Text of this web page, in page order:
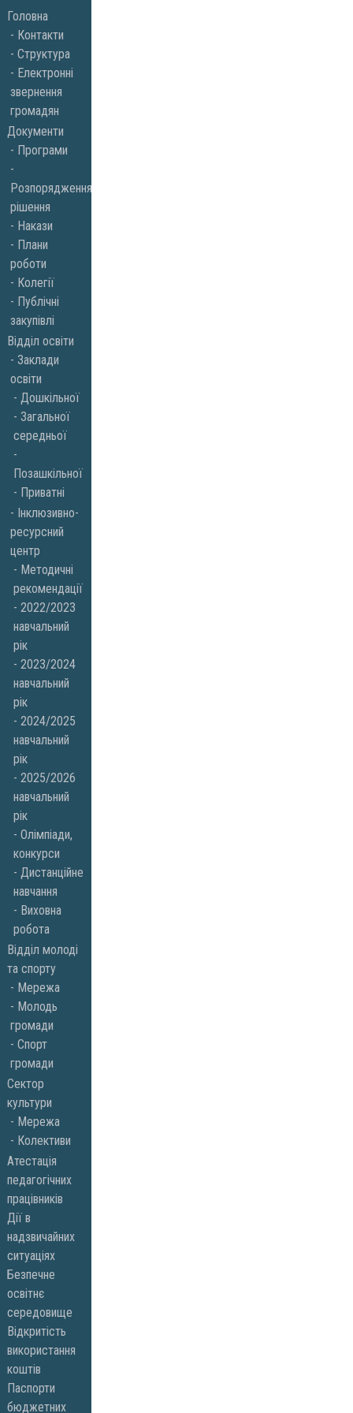
Skip
to
content
Головна
Контакти
Структура
Електронні
звернення
громадян
Документи
Програми
Розпорядження,
рішення
Накази
Плани
роботи
Колегії
Публічні
закупівлі
Відділ освіти
Заклади
освіти
Дошкільної
Загальної
середньої
Позашкільної
Приватні
Інклюзивно-
ресурсний
центр
Методичні
рекомендації
2022/2023
навчальний
рік
2023/2024
навчальний
рік
2024/2025
навчальний
рік
2025/2026
навчальний
рік
Олімпіади,
конкурси
Дистанційне
навчання
Виховна
робота
Відділ молоді
та спорту
Мережа
Молодь
громади
Спорт
громади
Сектор
культури
Мережа
Колективи
Атестація
педагогічних
працівників
Дії в
надзвичайних
ситуаціях
Безпечне
освітнє
середовище
Відкритість
використання
коштів
Паспорти
бюджетних